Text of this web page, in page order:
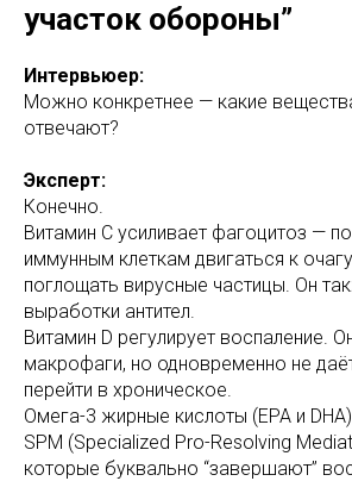
участок обороны”
Интервьюер:
Можно конкретнее — какие
отвечают?
Эксперт:
Конечно.
Витамин C усиливает фагоцитоз —
иммунным клеткам двигаться к
поглощать вирусные частицы. Он
выработки антител.
Витамин D регулирует воспаление.
макрофаги, но одновременно не
перейти в хроническое.
Омега-3 жирные кислоты (EPA и
SPM (Specialized Pro-Resolving
которые буквально “завершают”